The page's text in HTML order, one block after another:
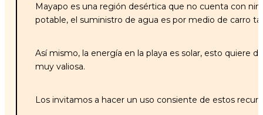
Mayapo es una región desértica que no cuenta con
potable, el suministro de agua es por medio de carro
Así mismo, la energía en la playa es solar, esto quiere
muy valiosa.
Los invitamos a hacer un uso consiente de estos